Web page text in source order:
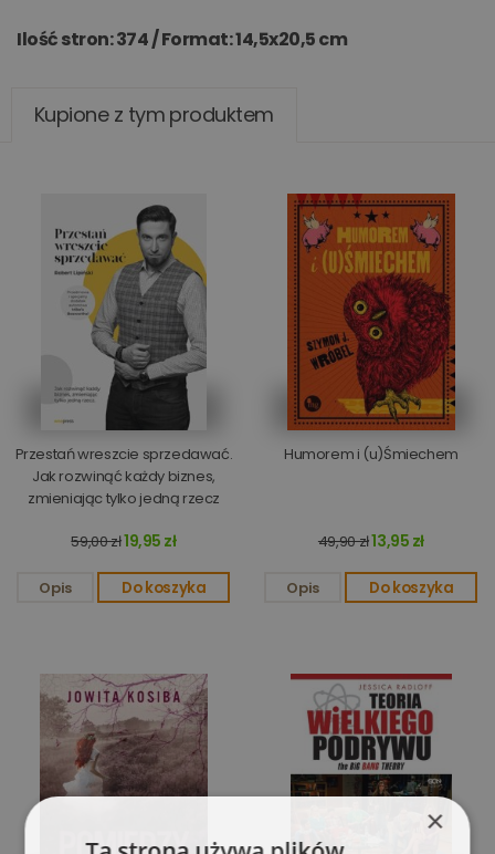
Ilość stron: 374 /Format: 14,5x20,5 cm
Kupione z tym produktem
Przestań wreszcie sprzedawać.
Jak rozwinąć każdy biznes,
zmieniając tylko jedną rzecz
59,00 zł19,95 zł
Opis Do koszyka
Humorem i (u)Śmiechem
49,90 zł13,95 zł
Opis Do koszyka
×